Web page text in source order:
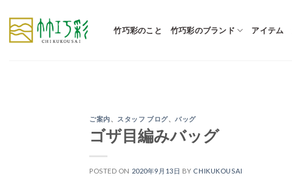
content
竹巧彩のこと 竹巧彩のブランド アイテム
ご案内、 スタッフ ブログ、バッグ
ゴザ目編みバッグ
POSTED ON 2020年9月13日 BY CHIKUKOUSAI